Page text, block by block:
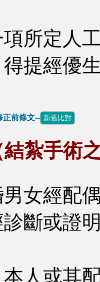
所定人
提經優
前條文-- 新舊比對
結紮手術
男女經配
斷或證
或其配